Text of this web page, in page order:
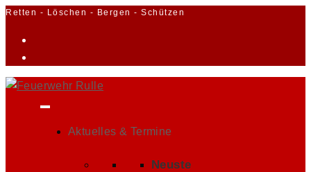
Zum
Retten - Löschen - Bergen - Schützen
Aktuelles & Termine
Neuste